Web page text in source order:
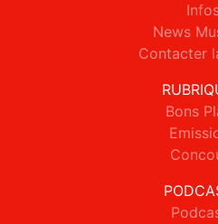
News
Contacter
Bons